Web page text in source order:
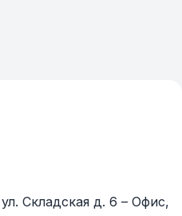
Складская д. 6 – Офис,